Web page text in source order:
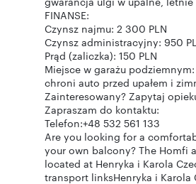
FINANSE:
Czynsz najmu: 2 300 PLN
Czynsz administracyjny: 950
Prąd (zaliczka): 150 PLN
Miejsce w garażu
chroni auto przed upałem i
Zainteresowany? Zapytaj
Zapraszam do kontaktu:
Telefon:+48 532 561 133
Are you looking for a
your own balcony? The Homfi
located at Henryka i Karola
transport linksHenryka i